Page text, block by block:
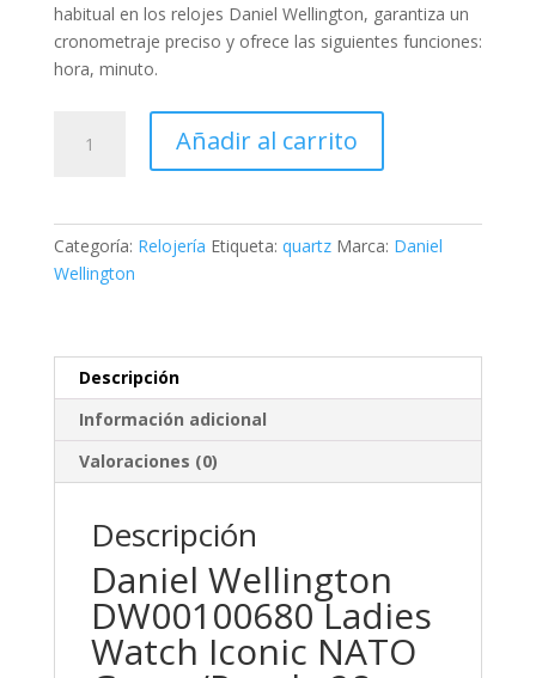
habitual en los relojes Daniel Wellington, garantiza un
cronometraje preciso y ofrece las siguientes funciones:
hora, minuto.
Wellington
NATO
Green/Purple
Añadir al carrito
Categoría: Relojería Etiqueta: quartz Marca: Daniel
Wellington
Descripción
Información adicional
Valoraciones (0)
Descripción
Daniel Wellington
DW00100680 Ladies
Watch Iconic NATO